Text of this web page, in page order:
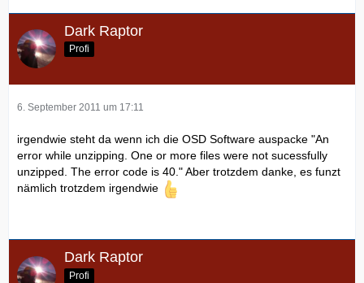
Dark Raptor
Profi
6. September 2011 um 17:11
irgendwie steht da wenn ich die OSD Software auspacke "An
error while unzipping. One or more files were not sucessfully
unzipped. The error code is 40." Aber trotzdem danke, es funzt
nämlich trotzdem irgendwie
Dark Raptor
Profi